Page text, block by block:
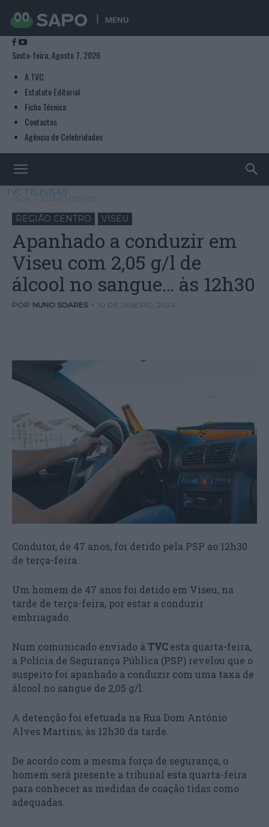
MENU
Sexta-feira, Agosto 7, 2026
A TVC
Estatuto Editorial
Ficha Técnica
Contactos
Agência de Celebridades
TVC TELEVISÃO
Início REGIÃO CENTRO
REGIÃO CENTRO VISEU
Apanhado a conduzir em
Viseu com 2,05 g/l de
álcool no sangue… às 12h30
POR NUNO SOARES - 10 DE JANEIRO, 2024
Condutor, de 47 anos, foi detido pela PSP ao 12h30
de terça-feira.
Um homem de 47 anos foi detido em Viseu, na
tarde de terça-feira, por estar a conduzir
embriagado.
Num comunicado enviado à TVC esta quarta-feira,
a Polícia de Segurança Pública (PSP) revelou que o
suspeito foi apanhado a conduzir com uma taxa de
álcool no sangue de 2,05 g/l.
A detenção foi efetuada na Rua Dom António
Alves Martins, às 12h30 da tarde.
De acordo com a mesma força de segurança, o
homem será presente a tribunal esta quarta-feira
para conhecer as medidas de coação tidas como
adequadas.